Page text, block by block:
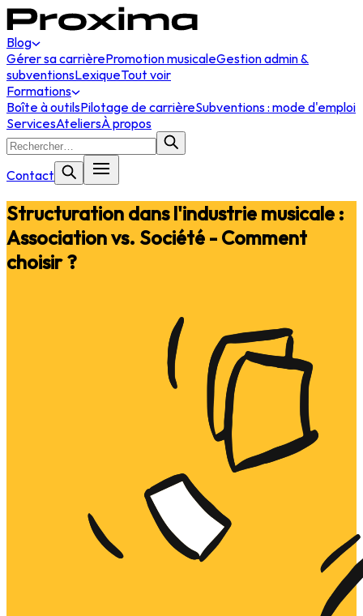
Blog
Gérer sa carrièrePromotion musicaleGestion admin &
subventionsLexiqueTout voir
Formations
Boîte à outilsPilotage de carrièreSubventions : mode d'emploi
ServicesAteliersÀ propos
Contact
Structuration dans l'industrie musicale :
Association vs. Société - Comment
choisir ?